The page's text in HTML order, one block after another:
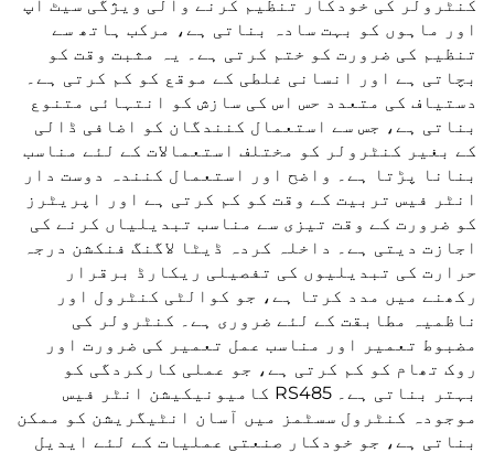
کنٹرولر کی خودکار تنظیم کرنے والی ویژگی سیٹ اپ
اور ماہوں کو بہت سادہ بناتی ہے، مرکب ہاتھ سے
تنظیم کی ضرورت کو ختم کرتی ہے۔ یہ مثبت وقت کو
بچاتی ہے اور انسانی غلطی کے موقع کو کم کرتی ہے۔
دستیاف کی متعدد حس اس کی سازش کو انتہائی متنوع
بناتی ہے، جس سے استعمال کنندگان کو اضافی ڈالی
کے بغیر کنٹرولر کو مختلف استعمالات کے لئے مناسب
بنانا پڑتا ہے۔ واضح اور استعمال کنندہ دوست دار
انٹر فیس تربیت کے وقت کو کم کرتی ہے اور اپریٹرز
کو ضرورت کے وقت تیزی سے مناسب تبدیلیاں کرنے کی
اجازت دیتی ہے۔ داخلہ کردہ ڈیٹا لاگنگ فنکشن درجہ
حرارت کی تبدیلیوں کی تفصیلی ریکارڈ برقرار
رکھنے میں مدد کرتا ہے، جو کوالٹی کنٹرول اور
ناظمیہ مطابقت کے لئے ضروری ہے۔ کنٹرولر کی
مضبوط تعمیر اور مناسب عمل تعمیر کی ضرورت اور
روک تھام کو کم کرتی ہے، جو عملی کارکردگی کو
بہتر بناتی ہے۔ RS485 کامیونیکیشن انٹر فیس
موجودہ کنٹرول سسٹمز میں آسان انٹیگریشن کو ممکن
بناتی ہے، جو خودکار صنعتی عملیات کے لئے ایدیل